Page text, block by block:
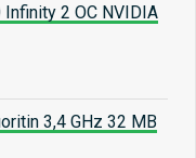
2 OC NVIDIA
3,4 GHz 32 MB